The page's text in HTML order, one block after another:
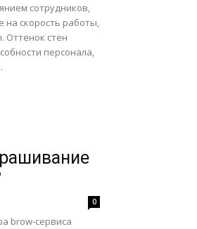
сотрудников,
на скорость работы,
Оттенок стен
персонала,
0
brow-сервиса